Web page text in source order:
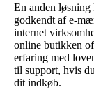
En anden
godkendt af e-
internet
online butikken
erfaring med
til support, hvis
dit indkøb.